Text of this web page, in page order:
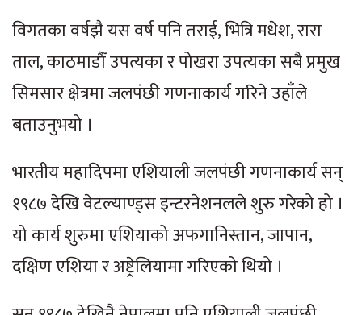
विगतका वर्षझै यस वर्ष पनि तराई, भित्रि मधेश, रारा
ताल, काठमाडौँ उपत्यका र पोखरा उपत्यका सबै प्रमुख
सिमसार क्षेत्रमा जलपंछी गणनाकार्य गरिने उहाँले
बताउनुभयो ।
भारतीय महादिपमा एशियाली जलपंछी गणनाकार्य सन्
१९८७ देखि वेटल्याण्ड्स इन्टरनेशनलले शुरु गरेको हो ।
यो कार्य शुरुमा एशियाको अफगानिस्तान, जापान,
दक्षिण एशिया र अष्ट्रेलियामा गरिएको थियो ।